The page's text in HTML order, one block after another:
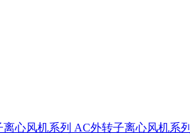
AC外转子离心风机系列